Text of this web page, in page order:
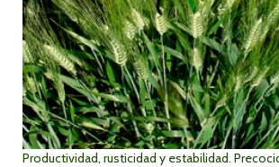
Productividad, rusticidad y estabilidad.